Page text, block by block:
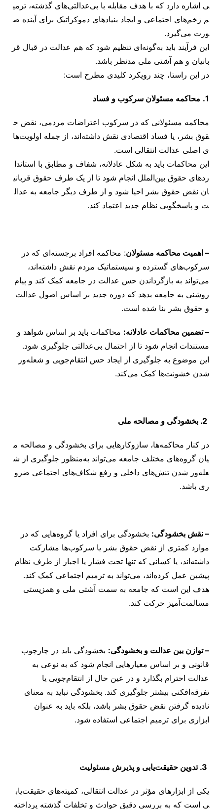
ی اشاره دارد که با هدف مقابله با بی‌عدالتی‌های گذشته، ترمی
م زخم‌های اجتماعی و ایجاد بنیادهای دموکراتیک برای آینده ص
ورت می‌گیرد.
این فرآیند باید به‌گونه‌ای تنظیم شود که هم عدالت در قبال قر
بانیان و هم آشتی ملی مدنظر باشد.
در این راستا، چند رویکرد کلیدی مطرح است:
1. محاکمه مسئولان سرکوب و فساد
محاکمه مسئولانی که در سرکوب اعتراضات مردمی، نقض ح
قوق بشر، یا فساد اقتصادی نقش داشته‌اند، از جمله اولویت‌ها
ی اصلی عدالت انتقالی است.
این محاکمات باید به شکل عادلانه، شفاف و مطابق با استاندا
ردهای حقوق بین‌الملل انجام شود تا از یک طرف حقوق قربانی
ان نقض حقوق بشر احیا شود و از طرف دیگر جامعه به عدال
ت و پاسخگویی نظام جدید اعتماد کند.
– اهمیت محاکمه مسئولان: محاکمه افراد برجسته‌ای که در
سرکوب‌های گسترده و سیستماتیک مردم نقش داشته‌اند،
می‌تواند به بازگرداندن حس عدالت در جامعه کمک کند و پیام
روشنی به جامعه بدهد که دوره جدید بر اساس اصول عدالت
و حقوق بشر بنا شده است.
– تضمین محاکمات عادلانه: محاکمات باید بر اساس شواهد و
مستندات انجام شود تا از احتمال بی‌عدالتی جلوگیری شود.
این موضوع به جلوگیری از ایجاد حس انتقام‌جویی و شعله‌ور
شدن خشونت‌ها کمک می‌کند.
در کنار محاکمه‌ها، سازوکارهایی برای بخشودگی و مصالحه م
یان گروه‌های مختلف جامعه می‌تواند به‌منظور جلوگیری از ش
عله‌ور شدن تنش‌های داخلی و رفع شکاف‌های اجتماعی ضرو
ری باشد.
– نقش بخشودگی: بخشودگی برای افراد یا گروه‌هایی که در
موارد کمتری از نقض حقوق بشر یا سرکوب‌ها مشارکت
داشته‌اند، یا کسانی که تنها تحت فشار یا اجبار از طرف نظام
پیشین عمل کرده‌اند، می‌تواند به ترمیم اجتماعی کمک کند.
هدف این است که جامعه به سمت آشتی ملی و همزیستی
مسالمت‌آمیز حرکت کند.
– توازن بین عدالت و بخشودگی: بخشودگی باید در چارچوب
قانونی و بر اساس معیارهایی انجام شود که به نوعی به
عدالت احترام بگذارد و در عین حال از انتقام‌جویی یا
تفرقه‌افکنی بیشتر جلوگیری کند. بخشودگی نباید به معنای
نادیده گرفتن نقض حقوق بشر باشد، بلکه باید به عنوان
ابزاری برای ترمیم اجتماعی استفاده شود.
یکی از ابزارهای مؤثر در عدالت انتقالی، کمیته‌های حقیقت‌یاب
ی است که به بررسی دقیق حوادث و تخلفات گذشته پرداخته